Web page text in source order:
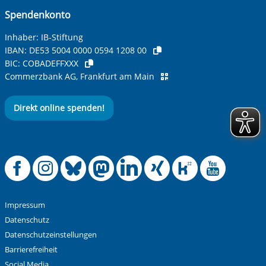
Betreff ihrer Anfrage
Ihre Nachricht*
Anti-Roboter-Verifizierung
Alle Informationen zum Schutz der Daten sind sind in
Spendenkonto
Inhaber: IB-Stiftung
IBAN: DE53 5004 0000 0594 1208 00
BIC: COBADEFFXXX
Commerzbank AG, Frankfurt am Main
Direkt online spenden!
Offizielle
Offizielle
Offizielle
Offizielle
Offizielle
Impressum
Datenschutz
Datenschutzeinstellungen
Barrierefreiheit